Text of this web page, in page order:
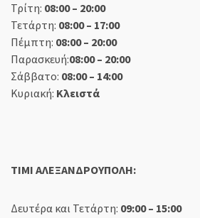
Τρίτη: 08:00 – 20:00
Τετάρτη: 08:00 – 17:00
Πέμπτη: 08:00 – 20:00
Παρασκευή:08:00 – 20:00
Σάββατο: 08:00 – 14:00
Κυριακή: Κλειστά
TIMI ΑΛΕΞΑΝΔΡΟΥΠΟΛΗ:
Δευτέρα και Τετάρτη: 09:00 – 15:00